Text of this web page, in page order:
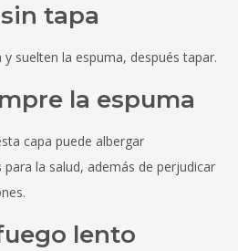
tapa
suelten la espuma, después tapar.
la espuma
capa puede albergar
la salud, además de perjudicar
lento